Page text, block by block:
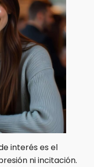
interés es el
ni incitación.